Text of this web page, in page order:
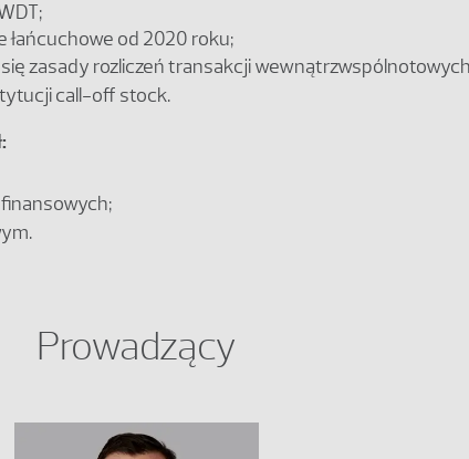
łańcuchowe od 2020 roku;
zasady rozliczeń transakcji wewnątrzwspólnotowych
call-off stock.
Prowadzący